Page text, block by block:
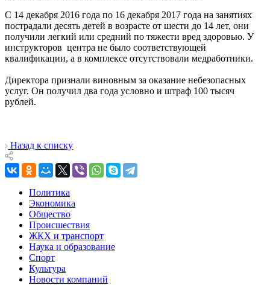
С 14 декабря 2016 года по 16 декабря 2017 года на занятиях
пострадали десять детей в возрасте от шести до 14 лет, они
получили легкий или средний по тяжести вред здоровью. У
инструкторов центра не было соответствующей
квалификации, а в комплексе отсутствовали медработники.
Директора признали виновным за оказание небезопасных
услуг. Он получил два года условно и штраф 100 тысяч
рублей.
Назад к списку
Политика
Экономика
Общество
Происшествия
ЖКХ и транспорт
Наука и образование
Спорт
Культура
Новости компаний